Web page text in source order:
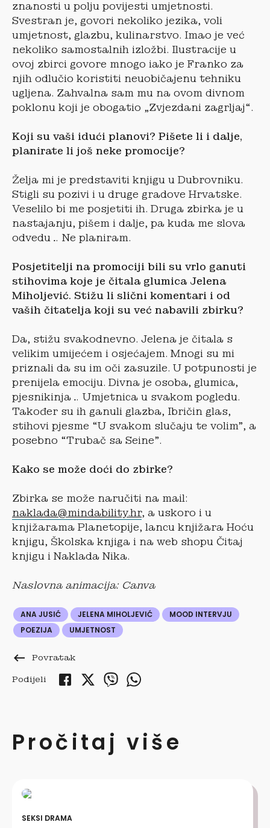
znanosti u polju povijesti umjetnosti.
Svestran je, govori nekoliko jezika, voli
umjetnost, glazbu, kulinarstvo. Imao je već
nekoliko samostalnih izložbi. Ilustracije u
ovoj zbirci govore mnogo iako je Franko za
njih odlučio koristiti neuobičajenu tehniku
ugljena. Zahvalna sam mu na ovom divnom
poklonu koji je obogatio „Zvjezdani zagrljaj“.
Koji su vaši idući planovi? Pišete li i dalje,
planirate li još neke promocije?
Želja mi je predstaviti knjigu u Dubrovniku.
Stigli su pozivi i u druge gradove Hrvatske.
Veselilo bi me posjetiti ih. Druga zbirka je u
nastajanju, pišem i dalje, pa kuda me slova
odvedu… Ne planiram.
Posjetitelji na promociji bili su vrlo ganuti
stihovima koje je čitala glumica Jelena
Miholjević. Stižu li slični komentari i od
vaših čitatelja koji su već nabavili zbirku?
Da, stižu svakodnevno. Jelena je čitala s
velikim umijećem i osjećajem. Mnogi su mi
priznali da su im oči zasuzile. U potpunosti je
prenijela emociju. Divna je osoba, glumica,
pjesnikinja… Umjetnica u svakom pogledu.
Također su ih ganuli glazba, Ibričin glas,
stihovi pjesme “U svakom slučaju te volim”, a
posebno “Trubač sa Seine”.
Kako se može doći do zbirke?
Zbirka se može naručiti na mail:
naklada@mindability.hr, a uskoro i u
knjižarama Planetopije, lancu knjižara Hoću
knjigu, Školska knjiga i na web shopu Čitaj
knjigu i Naklada Nika.
Naslovna animacija: Canva
ANA JUSIĆ JELENA MIHOLJEVIĆ
MOOD INTERVJU
POEZIJA
UMJETNOST
keyboard_backspace Povratak
Podijeli
Pročitaj više
SEKSI DRAMA